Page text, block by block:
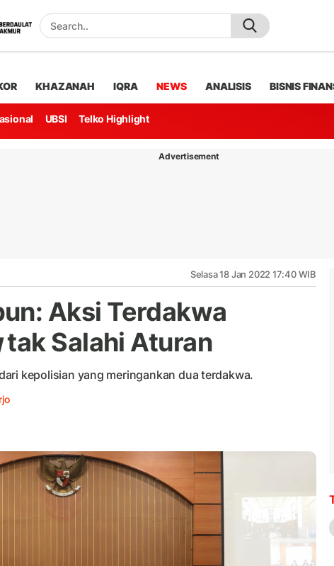
KHAZANAH IQRA NEWS ANALISIS BISNIS
UBSI Telko Highlight
Advertisement
Selasa 18 Jan 2022 17:40 WIB
Aksi Terdakwa
tak Salahi Aturan
kepolisian yang meringankan dua terdakwa.